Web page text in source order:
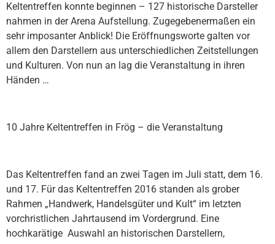
Keltentreffen konnte beginnen – 127 historische Darsteller
nahmen in der Arena Aufstellung. Zugegebenermaßen ein
sehr imposanter Anblick! Die Eröffnungsworte galten vor
allem den Darstellern aus unterschiedlichen Zeitstellungen
und Kulturen. Von nun an lag die Veranstaltung in ihren
Händen …
10 Jahre Keltentreffen in Frög – die Veranstaltung
Das Keltentreffen fand an zwei Tagen im Juli statt, dem 16.
und 17. Für das Keltentreffen 2016 standen als grober
Rahmen „Handwerk, Handelsgüter und Kult“ im letzten
vorchristlichen Jahrtausend im Vordergrund. Eine
hochkarätige Auswahl an historischen Darstellern,